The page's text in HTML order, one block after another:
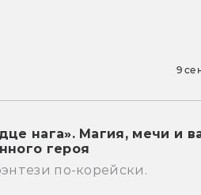
9
нага». Магия, мечи и
героя
по-корейски.